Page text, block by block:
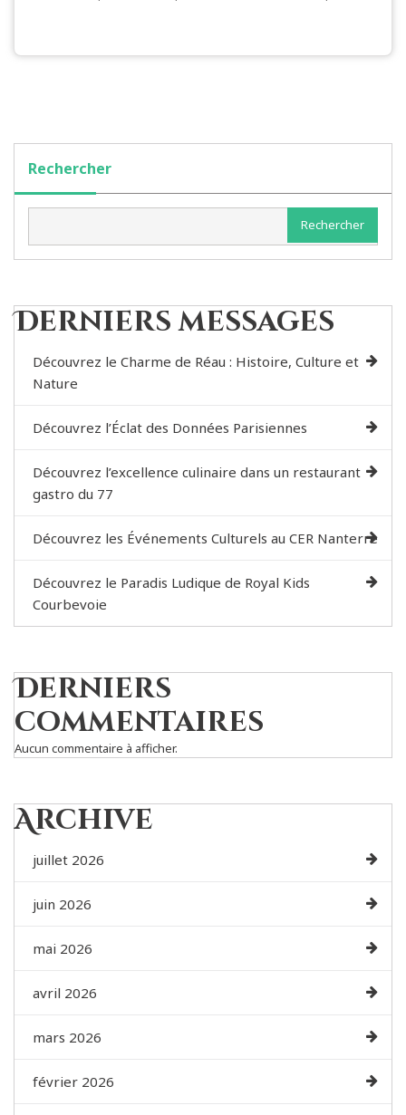
Rechercher
Rechercher
Derniers messages
Découvrez le Charme de Réau : Histoire, Culture et
Nature
Découvrez l’Éclat des Données Parisiennes
Découvrez l’excellence culinaire dans un restaurant
gastro du 77
Découvrez les Événements Culturels au CER Nanterre
Découvrez le Paradis Ludique de Royal Kids
Courbevoie
Derniers
commentaires
Aucun commentaire à afficher.
Archive
juillet 2026
juin 2026
mai 2026
avril 2026
mars 2026
février 2026